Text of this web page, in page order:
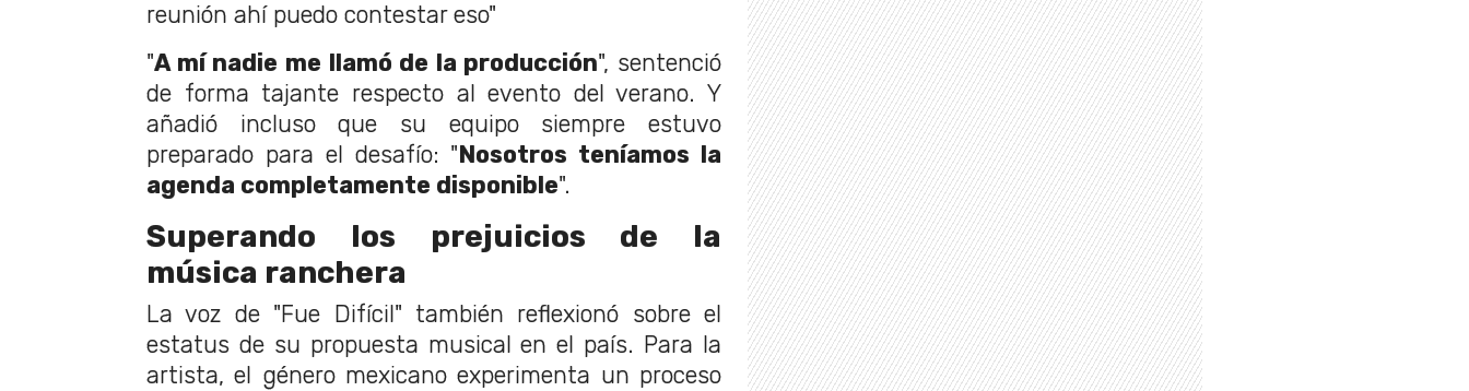
reunión ahí puedo contestar eso"
"A mí nadie me llamó de la producción", sentenció
de forma tajante respecto al evento del verano. Y
añadió incluso que su equipo siempre estuvo
preparado para el desafío: "Nosotros teníamos la
agenda completamente disponible".
Superando los prejuicios de la
música ranchera
La voz de "Fue Difícil" también reflexionó sobre el
estatus de su propuesta musical en el país. Para la
artista, el género mexicano experimenta un proceso